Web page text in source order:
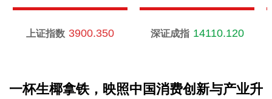
上证指数 3900.350 深证成指 14110.120
一杯生椰拿铁，映照中国消费创新与产业升